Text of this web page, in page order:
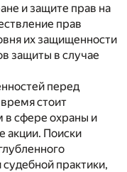
и защите прав на
прав
их защищенности
защиты в случае
перед
стоит
в сфере охраны и
акции. Поиски
практики,